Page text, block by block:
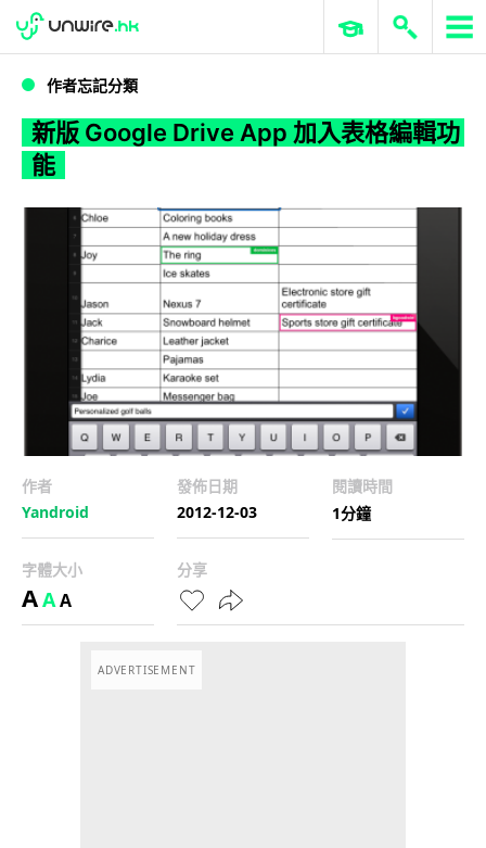
新版 Google Drive App 加入表格編輯功能
WWDC 2026 ERP 與商業 AI
作者忘記分類
新版 Google Drive App 加入表格編輯功
能
作者
Yandroid
發佈日期
2012-12-03
閱讀時間
1分鐘
字體大小
AAA
分享
ADVERTISEMENT